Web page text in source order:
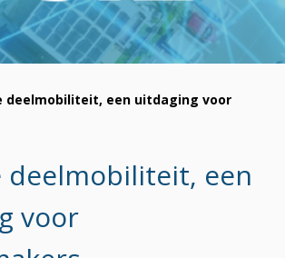
deelmobiliteit, een uitdaging voor
deelmobiliteit, een
voor